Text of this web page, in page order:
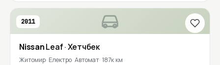
2011
NissanLeaf· Хетчбек
Житомир Електро Автомат 187к км